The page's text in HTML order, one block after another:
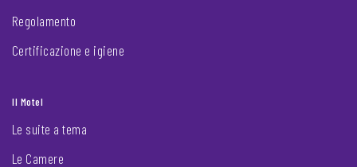
Regolamento
Certificazione e igiene
Il Motel
Le suite a tema
Le Camere